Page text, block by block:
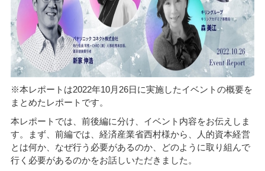
※本レポートは2022年10月26日に実施したイベントの概要を
まとめたレポートです。
本レポートでは、前後編に分け、イベント内容をお伝えしま
す。まず、前編では、経済産業省西村様から、人的資本経営
とは何か、なぜ行う必要があるのか、どのように取り組んで
行く必要があるのかをお話しいただきました。